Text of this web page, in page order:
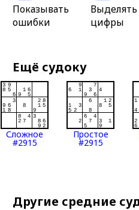
Показывать
ошибки
Выделять
цифры
Ещё судоку
Сложное
#2915
Простое
#2915
Другие средние